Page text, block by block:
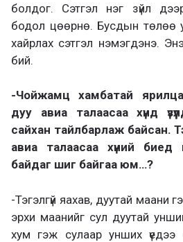
болдог. Сэтгэл нэг зүйл
бодол цөөрнө. Бусдын төлөө
хайрлах сэтгэл нэмэгдэнэ.
бий.
-Чойжамц хамбатай
дуу авиа талаасаа хүнд
сайхан тайлбарлаж байсан.
авиа талаасаа хүний биед
байдаг шиг байгаа юм…?
-Тэгэлгүй яахав, дуутай маани
эрхи маанийг сул дуутай
хум гэж сулаар унших